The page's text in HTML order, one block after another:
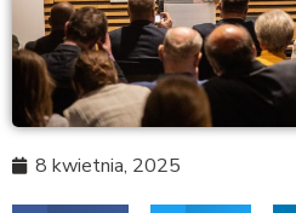
8 kwietnia, 2025